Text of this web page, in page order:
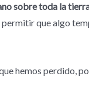
sobre toda la
que algo
hemos perdido,